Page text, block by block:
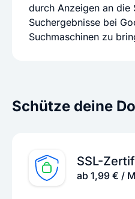
durch Anzeigen an die
Suchergebnisse bei
Suchmaschinen zu
Schütze deine
SSL-
ab 1,99 € /